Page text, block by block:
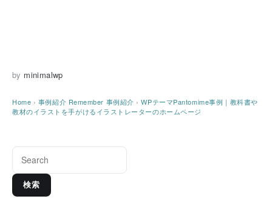
by minimalwp
Home › 事例紹介 Remember 事例紹介 ›WPテーマPantomime事例｜教科書や
教材のイラストを手がけるイラストレーターのホームページ
検索